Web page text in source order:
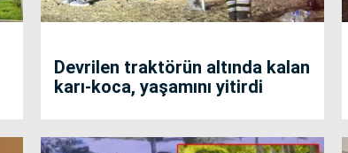
Devrilen traktörün altında kalan
karı-koca, yaşamını yitirdi